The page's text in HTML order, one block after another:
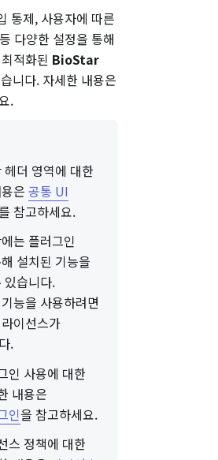
통제, 사용자에 따른
다양한 설정을 통해
적화된 BioStar
니다. 자세한 내용은
.
헤더 영역에 대한
은 공통 UI
참고하세요.
는 플러그인
설치된 기능을
있습니다.
능을 사용하려면
이선스가
.
인 사용에 대한
내용은
인을 참고하세요.
스 정책에 대한